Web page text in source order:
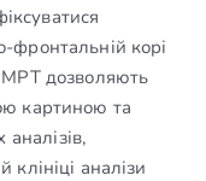
фронтальній корі
МРТ дозволяють
картиною та
аналізи